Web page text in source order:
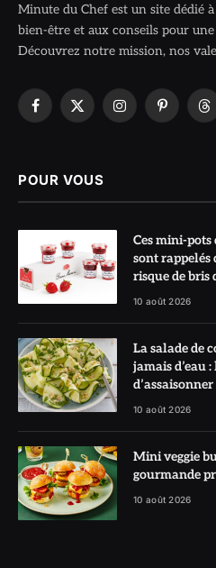
Minute du Chef est un site dédié
bien-être et aux conseils pour
Découvrez notre mission, nos
Facebook
X
InstagramPinterest
POUR VOUS
Ces mini-
sont rappelés
risque de bris
10 août 2026
La salade de
jamais d’eau
d’assaisonner
10 août 2026
Mini veggie
gourmande
10 août 2026